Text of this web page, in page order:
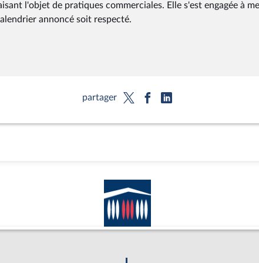
l'objet de pratiques commerciales. Elle s'est engagée à
annoncé soit respecté.
partager